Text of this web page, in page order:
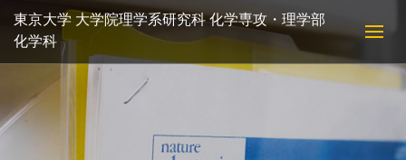
東京大学 大学院理学系研究科 化学専攻・理学部
化学科